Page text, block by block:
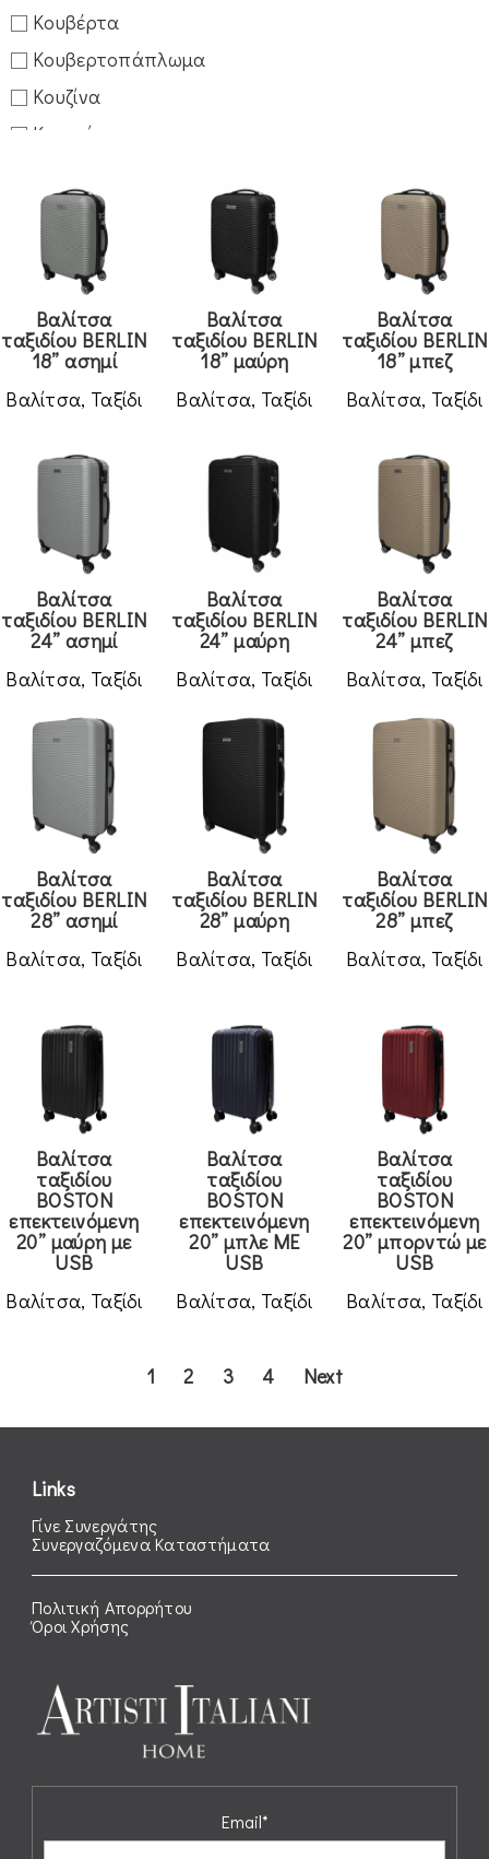
Κουβέρτα
Κουβερτοπάπλωμα
Κουζίνα
Κουρτίνα
Μαξιλάρι
Μαξιλάρι
Μαξιλάρια καρέκλας
Μαξιλαροθήκη
Μπάνιο
Μπάνιο
Ξενοδοχείο
Πάπλωμα
Πατάκι
Πετσέτα
Πετσέτες κουζίνας
Ποδιά κουζίνας
Ριχτάρι
Σεντόνι
Ταξίδι
Τραπεζομάντηλα - Ράνερ
Τσάντα Laptop
Ύπνος
Ύπνος
Βαλίτσα, Ταξίδι
Βαλίτσα
ταξιδίου BERLIN
18” ασημί
Βαλίτσα, Ταξίδι
Βαλίτσα
ταξιδίου BERLIN
18” μαύρη
Βαλίτσα, Ταξίδι
Βαλίτσα
ταξιδίου BERLIN
18” μπεζ
Βαλίτσα, Ταξίδι
Βαλίτσα
ταξιδίου BERLIN
24” ασημί
Βαλίτσα, Ταξίδι
Βαλίτσα
ταξιδίου BERLIN
24” μαύρη
Βαλίτσα, Ταξίδι
Βαλίτσα
ταξιδίου BERLIN
24” μπεζ
Βαλίτσα, Ταξίδι
Βαλίτσα
ταξιδίου BERLIN
28” ασημί
Βαλίτσα, Ταξίδι
Βαλίτσα
ταξιδίου BERLIN
28” μαύρη
Βαλίτσα, Ταξίδι
Βαλίτσα
ταξιδίου BERLIN
28” μπεζ
Βαλίτσα, Ταξίδι
Βαλίτσα
ταξιδίου
BOSTON
επεκτεινόμενη
20” μαύρη με
USB
Βαλίτσα, Ταξίδι
Βαλίτσα
ταξιδίου
BOSTON
επεκτεινόμενη
20” μπλε ΜΕ
USB
Βαλίτσα, Ταξίδι
Βαλίτσα
ταξιδίου
BOSTON
επεκτεινόμενη
20” μπορντώ με
USB
1 2 3 4 Next
Links
Γίνε Συνεργάτης
Συνεργαζόμενα Καταστήματα
Πολιτική Απορρήτου
Όροι Χρήσης
Email*